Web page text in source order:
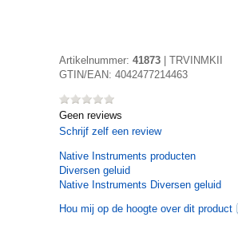
Artikelnummer: 41873
TRVINMKII
GTIN/EAN: 4042477214463
Geen reviews
Schrijf zelf een review
Native Instruments producten
Diversen geluid
Native Instruments Diversen geluid
Hou mij op de hoogte over dit product